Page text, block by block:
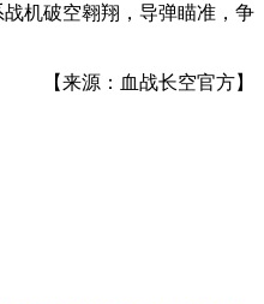
机破空翱翔，导弹瞄准，争
【来源：血战长空官方】